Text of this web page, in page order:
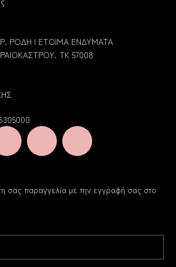
ΡΟΔΗ | ΕΤΟΙΜΑ ΕΝΔΥΜΑΤΑ
ΤΚ 57008
σας παραγγελία με την εγγραφή σας στο